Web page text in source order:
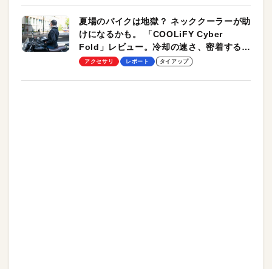
夏場のバイクは地獄？ ネッククーラーが助
けになるかも。 「COOLiFY Cyber
Fold」レビュー。冷却の速さ、密着する冷
却プレート、シンプルな操作性がグッド！
アクセサリ レポート タイアップ